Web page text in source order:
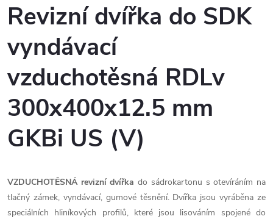
Revizní dvířka do SDK
vyndávací
vzduchotěsná RDLv
300x400x12.5 mm
GKBi US (V)
VZDUCHOTĚSNÁ revizní dvířka do sádrokartonu s otevíráním na
tlačný zámek, vyndávací, gumové těsnění. Dvířka jsou vyráběna ze
speciálních hliníkových profilů, které jsou lisováním spojené do